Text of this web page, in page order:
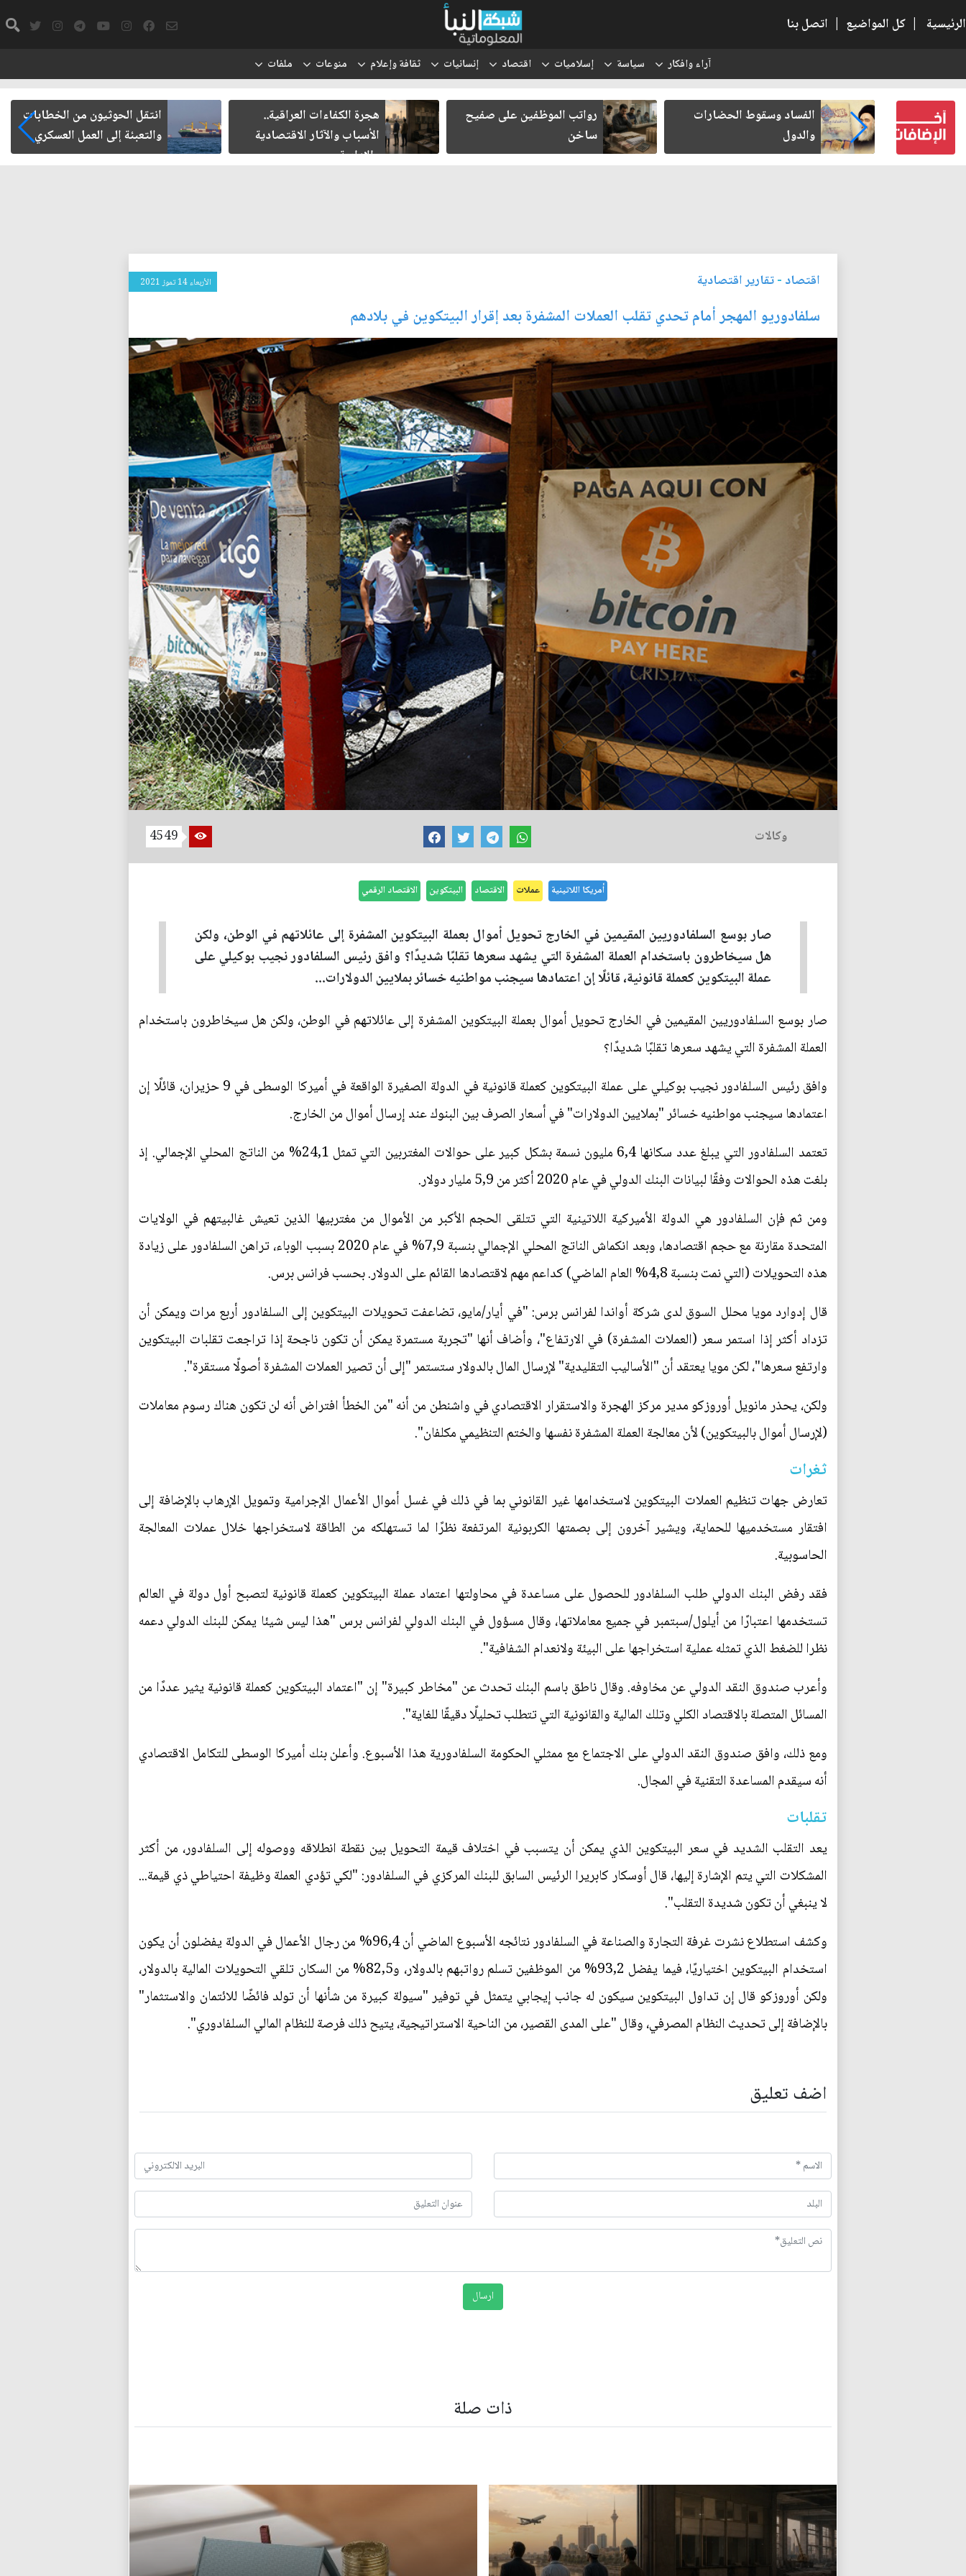
الرئيسية | كل المواضيع | اتصل بنا
آراء وافكار سياسة إسلاميات اقتصاد إنسانيات ثقافة وإعلام منوعات ملفات
كتب لنفسه
الفساد وسقوط الحضارات
والدول
رواتب الموظفين على صفيح
ساخن
هجرة الكفاءات العراقية..
الأسباب والآثار الاقتصادية
والإدارية
انتقل الحوثيون من الخطابات
والتعبئة إلى العمل العسكري
اقتصاد -تقارير اقتصادية الأربعاء 14 تموز 2021
سلفادوريو المهجر أمام تحدي تقلب العملات المشفرة بعد إقرار البيتكوين في بلادهم
وكالات 4549
أمريكا اللاتينية عملات الاقتصاد البيتكوين الاقتصاد الرقمي
صار بوسع السلفادوريين المقيمين في الخارج تحويل أموال بعملة البيتكوين المشفرة إلى عائلاتهم في الوطن، ولكن
هل سيخاطرون باستخدام العملة المشفرة التي يشهد سعرها تقلبًا شديدًا؟ وافق رئيس السلفادور نجيب بوكيلي على
عملة البيتكوين كعملة قانونية، قائلًا إن اعتمادها سيجنب مواطنيه خسائر بملايين الدولارات...
صار بوسع السلفادوريين المقيمين في الخارج تحويل أموال بعملة البيتكوين المشفرة إلى عائلاتهم في الوطن، ولكن هل سيخاطرون باستخدام
العملة المشفرة التي يشهد سعرها تقلبًا شديدًا؟
وافق رئيس السلفادور نجيب بوكيلي على عملة البيتكوين كعملة قانونية في الدولة الصغيرة الواقعة في أميركا الوسطى في 9 حزيران، قائلًا إن
اعتمادها سيجنب مواطنيه خسائر "بملايين الدولارات" في أسعار الصرف بين البنوك عند إرسال أموال من الخارج.
تعتمد السلفادور التي يبلغ عدد سكانها 6,4 مليون نسمة بشكل كبير على حوالات المغتربين التي تمثل 24,1% من الناتج المحلي الإجمالي. إذ
بلغت هذه الحوالات وفقًا لبيانات البنك الدولي في عام 2020 أكثر من 5,9 مليار دولار.
ومن ثم فإن السلفادور هي الدولة الأميركية اللاتينية التي تتلقى الحجم الأكبر من الأموال من مغتربيها الذين تعيش غالبيتهم في الولايات
المتحدة مقارنة مع حجم اقتصادها، وبعد انكماش الناتج المحلي الإجمالي بنسبة 7,9% في عام 2020 بسبب الوباء، تراهن السلفادور على زيادة
هذه التحويلات (التي نمت بنسبة 4,8% العام الماضي) كداعم مهم لاقتصادها القائم على الدولار. بحسب فرانس برس.
قال إدوارد مويا محلل السوق لدى شركة أواندا لفرانس برس: "في أيار/مايو، تضاعفت تحويلات البيتكوين إلى السلفادور أربع مرات ويمكن أن
تزداد أكثر إذا استمر سعر (العملات المشفرة) في الارتفاع"، وأضاف أنها "تجربة مستمرة يمكن أن تكون ناجحة إذا تراجعت تقلبات البيتكوين
وارتفع سعرها"، لكن مويا يعتقد أن "الأساليب التقليدية" لإرسال المال بالدولار ستستمر "إلى أن تصير العملات المشفرة أصولًا مستقرة".
ولكن، يحذر مانويل أوروزكو مدير مركز الهجرة والاستقرار الاقتصادي في واشنطن من أنه "من الخطأ افتراض أنه لن تكون هناك رسوم معاملات
(لإرسال أموال بالبيتكوين) لأن معالجة العملة المشفرة نفسها والختم التنظيمي مكلفان".
ثغرات
تعارض جهات تنظيم العملات البيتكوين لاستخدامها غير القانوني بما في ذلك في غسل أموال الأعمال الإجرامية وتمويل الإرهاب بالإضافة إلى
افتقار مستخدميها للحماية، ويشير آخرون إلى بصمتها الكربونية المرتفعة نظرًا لما تستهلكه من الطاقة لاستخراجها خلال عملات المعالجة
الحاسوبية.
فقد رفض البنك الدولي طلب السلفادور للحصول على مساعدة في محاولتها اعتماد عملة البيتكوين كعملة قانونية لتصبح أول دولة في العالم
تستخدمها اعتبارًا من أيلول/سبتمبر في جميع معاملاتها، وقال مسؤول في البنك الدولي لفرانس برس "هذا ليس شيئا يمكن للبنك الدولي دعمه
نظرا للضغط الذي تمثله عملية استخراجها على البيئة ولانعدام الشفافية".
وأعرب صندوق النقد الدولي عن مخاوفه. وقال ناطق باسم البنك تحدث عن "مخاطر كبيرة" إن "اعتماد البيتكوين كعملة قانونية يثير عددًا من
المسائل المتصلة بالاقتصاد الكلي وتلك المالية والقانونية التي تتطلب تحليلًا دقيقًا للغاية".
ومع ذلك، وافق صندوق النقد الدولي على الاجتماع مع ممثلي الحكومة السلفادورية هذا الأسبوع. وأعلن بنك أميركا الوسطى للتكامل الاقتصادي
أنه سيقدم المساعدة التقنية في المجال.
تقلبات
يعد التقلب الشديد في سعر البيتكوين الذي يمكن أن يتسبب في اختلاف قيمة التحويل بين نقطة انطلاقه ووصوله إلى السلفادور، من أكثر
المشكلات التي يتم الإشارة إليها، قال أوسكار كابريرا الرئيس السابق للبنك المركزي في السلفادور: "لكي تؤدي العملة وظيفة احتياطي ذي قيمة...
لا ينبغي أن تكون شديدة التقلب".
وكشف استطلاع نشرت غرفة التجارة والصناعة في السلفادور نتائجه الأسبوع الماضي أن 96,4% من رجال الأعمال في الدولة يفضلون أن يكون
استخدام البيتكوين اختياريًا، فيما يفضل 93,2% من الموظفين تسلم رواتبهم بالدولار، و82,5% من السكان تلقي التحويلات المالية بالدولار،
ولكن أوروزكو قال إن تداول البيتكوين سيكون له جانب إيجابي يتمثل في توفير "سيولة كبيرة من شأنها أن تولد فائضًا للائتمان والاستثمار"
بالإضافة إلى تحديث النظام المصرفي، وقال "على المدى القصير، من الناحية الاستراتيجية، يتيح ذلك فرصة للنظام المالي السلفادوري".
اضف تعليق
ذات صلة